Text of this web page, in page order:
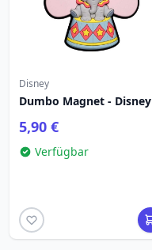
Disney
Dumbo Magnet - Disney
5,90 €
Verfügbar